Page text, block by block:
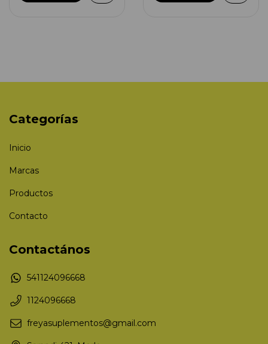
Categorías
Inicio
Marcas
Productos
Contacto
Contactános
541124096668
1124096668
freyasuplementos@gmail.com